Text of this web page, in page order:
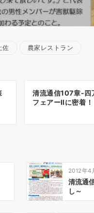
佐 農家レストラン
清流通信107章-四
フェアーⅡに密着！
2012年4
清流通
し～